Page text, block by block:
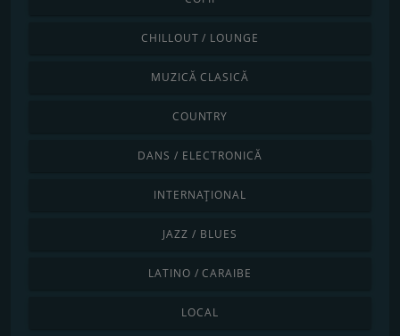
CHILLOUT / LOUNGE
MUZICĂ CLASICĂ
COUNTRY
DANS / ELECTRONICĂ
INTERNAȚIONAL
JAZZ / BLUES
LATINO / CARAIBE
LOCAL